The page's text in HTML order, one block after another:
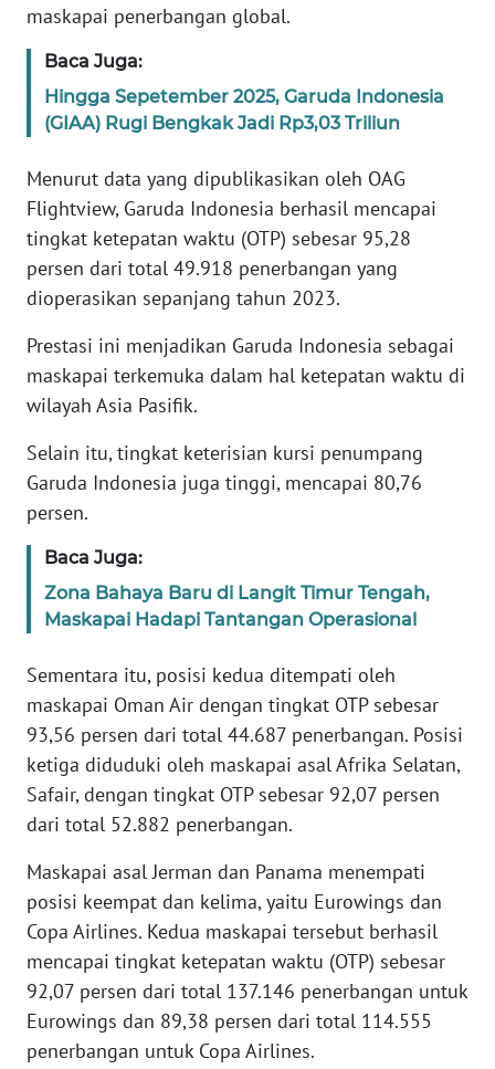
maskapai penerbangan global.
Baca Juga:
Hingga Sepetember 2025, Garuda Indonesia
(GIAA) Rugi Bengkak Jadi Rp3,03 Triliun
Menurut data yang dipublikasikan oleh OAG
Flightview, Garuda Indonesia berhasil mencapai
tingkat ketepatan waktu (OTP) sebesar 95,28
persen dari total 49.918 penerbangan yang
dioperasikan sepanjang tahun 2023.
Prestasi ini menjadikan Garuda Indonesia sebagai
maskapai terkemuka dalam hal ketepatan waktu di
wilayah Asia Pasifik.
Selain itu, tingkat keterisian kursi penumpang
Garuda Indonesia juga tinggi, mencapai 80,76
persen.
Baca Juga:
Zona Bahaya Baru di Langit Timur Tengah,
Maskapai Hadapi Tantangan Operasional
Sementara itu, posisi kedua ditempati oleh
maskapai Oman Air dengan tingkat OTP sebesar
93,56 persen dari total 44.687 penerbangan. Posisi
ketiga diduduki oleh maskapai asal Afrika Selatan,
Safair, dengan tingkat OTP sebesar 92,07 persen
dari total 52.882 penerbangan.
Maskapai asal Jerman dan Panama menempati
posisi keempat dan kelima, yaitu Eurowings dan
Copa Airlines. Kedua maskapai tersebut berhasil
mencapai tingkat ketepatan waktu (OTP) sebesar
92,07 persen dari total 137.146 penerbangan untuk
Eurowings dan 89,38 persen dari total 114.555
penerbangan untuk Copa Airlines.
PEDOMAN
SIBER
KARIR
DISCLAIMER
Wahana
Regional
SUMUT
WN
WN
JABAR
WN
BANTEN
WN
NTT
KEPRI
WN
PAPUA
BARAT